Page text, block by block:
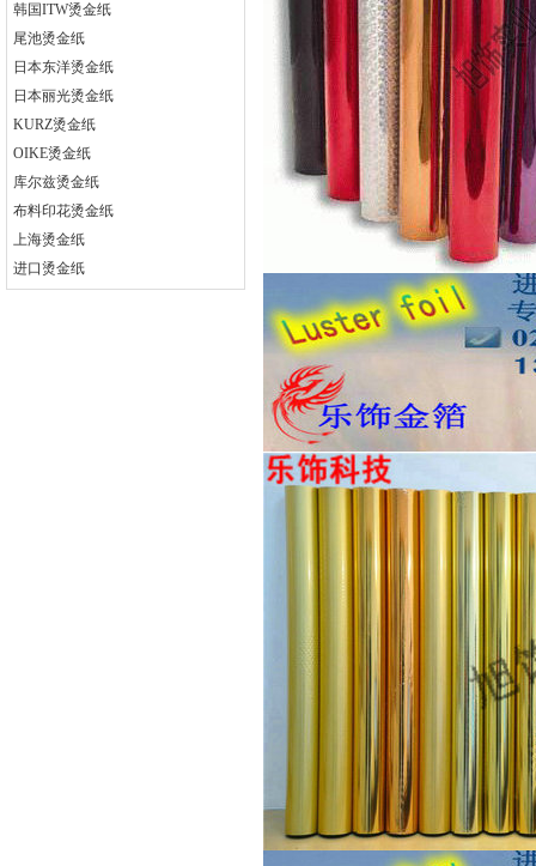
韩国ITW烫金纸
尾池烫金纸
日本东洋烫金纸
日本丽光烫金纸
KURZ烫金纸
OIKE烫金纸
库尔兹烫金纸
布料印花烫金纸
上海烫金纸
进口烫金纸